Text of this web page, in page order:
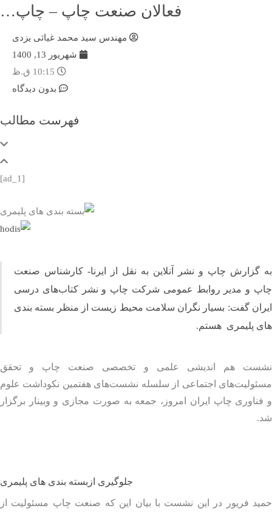
فعالان صنعت چاپ – چاپ…
مهندس سید محمد غیاثی یزدی
شهریور 13, 1400
10:15 ق.ظ
بدون دیدگاه
فهرست مطالب
گزارش چاپ و نشر آنلاین به نقل از ایرنا- کارشناس صنعت
و مدیر روابط عمومی شرکت چاپ و نشر کتاب‌های درسی
گفت: بسیار نگران سلامت محیط زیست از منظر بسته‌ بندی‌
پلیمری هستم.
هم اندیشی علمی و تخصصی صنعت چاپ و تحقق
اجتماعی از سلسله نشست‌های هفتمین نکوداشت علوم
چاپ ایران امروز، جمعه به صورت مجازی و وبینار برگزار
جلوگیری ازبسته‌ بندی‌ های پلیمری
فریور در این نشست با بیان این که صنعت چاپ مسئولیت از